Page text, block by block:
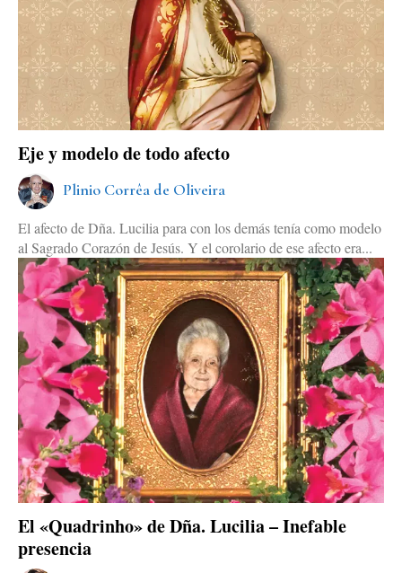
Eje y modelo de todo afecto
Plinio Corrêa de Oliveira
El afecto de Dña. Lucilia para con los demás tenía como modelo
al Sagrado Corazón de Jesús. Y el corolario de ese afecto era...
El «Quadrinho» de Dña. Lucilia – Inefable
presencia